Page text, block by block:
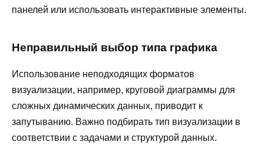
панелей или использовать интерактивные элементы.
Неправильный выбор типа графика
Использование неподходящих форматов
визуализации, например, круговой диаграммы для
сложных динамических данных, приводит к
запутыванию. Важно подбирать тип визуализации в
соответствии с задачами и структурой данных.